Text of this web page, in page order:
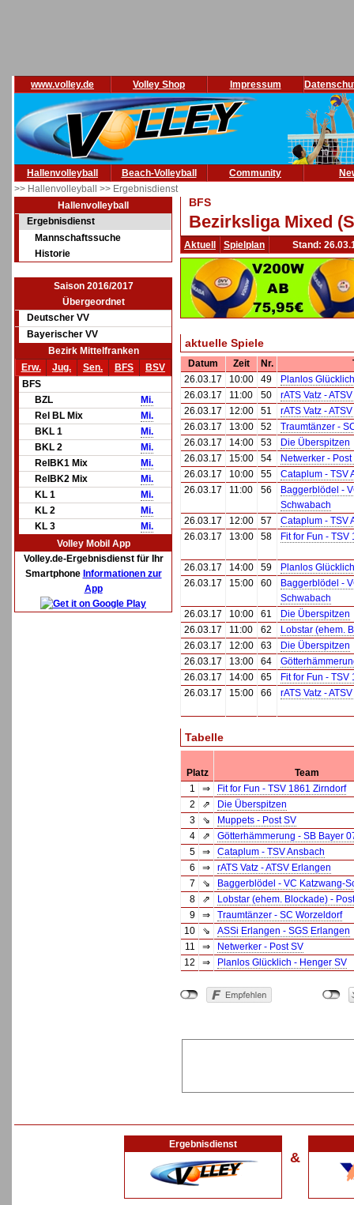
www.volley.de Volley Shop Impressum
Hallenvolleyball Beach-Volleyball Community
>> Hallenvolleyball >> Ergebnisdienst
Hallenvolleyball
Ergebnisdienst
Mannschaftssuche
Historie
Saison 2016/2017
Übergeordnet
Deutscher VV
Bayerischer VV
Bezirk Mittelfranken
Erw.
Jug. Sen. BFS
BSV
BFS
BZL
Mi.
Rel BL Mix
Mi.
BKL 1
Mi.
BKL 2
Mi.
RelBK1 Mix
Mi.
RelBK2 Mix
Mi.
KL 1
Mi.
KL 2
Mi.
KL 3
Mi.
Volley Mobil App
Volley.de-Ergebnisdienst für Ihr
Smartphone Informationen zur
App
BFS
Bezirksliga Mixed
Aktuell Spielplan Stand:
aktuelle Spiele
Datum Zeit Nr.
26.03.17
10:00 49
Planlos
26.03.17
11:00 50
rATS Vatz -
26.03.17
12:00 51
rATS Vatz -
26.03.17
13:00 52
Traumtänzer -
26.03.17
14:00 53
Die Überspitzen
26.03.17
15:00 54
Netwerker - Post
26.03.17
10:00 55
Cataplum - TSV
26.03.17
11:00 56
Baggerblödel -
Schwabach
26.03.17
12:00 57
Cataplum - TSV
26.03.17
13:00 58 Fit for Fun -
26.03.17 14:00 59
Planlos
26.03.17
15:00 60
Baggerblödel -
Schwabach
26.03.17
10:00 61
Die Überspitzen
26.03.17
11:00 62
Lobstar (ehem.
26.03.17
12:00 63
Die Überspitzen
26.03.17
13:00 64
26.03.17
14:00 65
Fit for Fun -
26.03.17
15:00 66 rATS Vatz -
Tabelle
Platz
Team
1
⇒
Fit for Fun - TSV 1861 Zirndorf
2
⇗
Die Überspitzen
3
⇘
Muppets - Post SV
4
⇗
Götterhämmerung - SB Bayer
5
⇒
Cataplum - TSV Ansbach
6
⇒
rATS Vatz - ATSV Erlangen
7
⇘
Baggerblödel - VC Katzwang-
8
⇗
Lobstar (ehem. Blockade) -
9
⇒
Traumtänzer - SC Worzeldorf
10
⇘
ASSi Erlangen - SGS Erlangen
11
⇒
Netwerker - Post SV
12
⇒ Planlos Glücklich - Henger SV
Ergebnisdienst
&